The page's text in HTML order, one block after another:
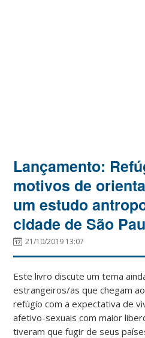
Lançamento:
motivos de
um estudo
cidade de São
21/10/2019 13:07
Este livro discute um tema
estrangeiros/as que chegam
refúgio com a expectativa de
afetivo-sexuais com maior
tiveram que fugir de seus